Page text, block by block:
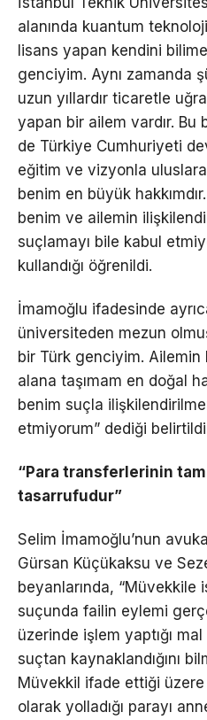
alanında kuantum
lisans yapan kendini
genciyim. Aynı zamanda
uzun yıllardır ticaretle
yapan bir ailem vardır. Bu
de Türkiye Cumhuriyeti
eğitim ve vizyonla
benim en büyük
benim ve ailemin
suçlamayı bile kabul
kullandığı öğrenildi.
İmamoğlu ifadesinde
üniversiteden mezun
bir Türk genciyim. Ailemin
alana taşımam en doğal
benim suçla
etmiyorum” dediği
“Para transferlerinin
tasarrufudur”
Selim İmamoğlu’nun
Gürsan Küçükaksu ve
beyanlarında, “Müvekkile
suçunda failin eylemi
üzerinde işlem yaptığı mal
suçtan kaynaklandığını
Müvekkil ifade ettiği üzere
olarak yolladığı parayı